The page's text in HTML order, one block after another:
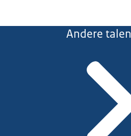
Andere talen